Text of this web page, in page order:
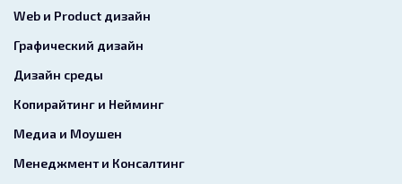
Web и Product дизайн
Графический дизайн
Дизайн среды
Копирайтинг и Нейминг
Медиа и Моушен
Менеджмент и Консалтинг